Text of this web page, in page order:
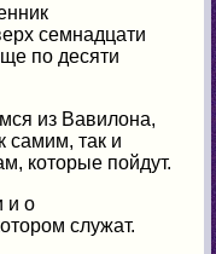
семнадцати
по десяти
из Вавилона,
самим, так и
которые пойдут.
и о
служат.